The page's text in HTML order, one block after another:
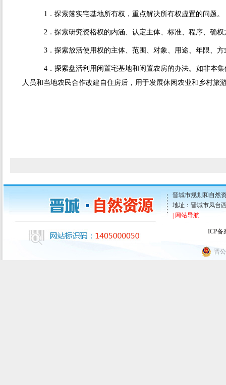
1．探索落实宅基地所有权，重点解决所有权虚置的问题。
2．探索研究资格权的内涵、认定主体、标准、程序、确
3．探索放活使用权的主体、范围、对象、用途、年限、
4．探索盘活利用闲置宅基地和闲置农房的办法。如非本
人员和当地农民合作改建自住房后，用于发展休闲农业和乡村旅
晋城市规划和自然
地址：晋城市凤台
| 网站导航
ICP备
晋